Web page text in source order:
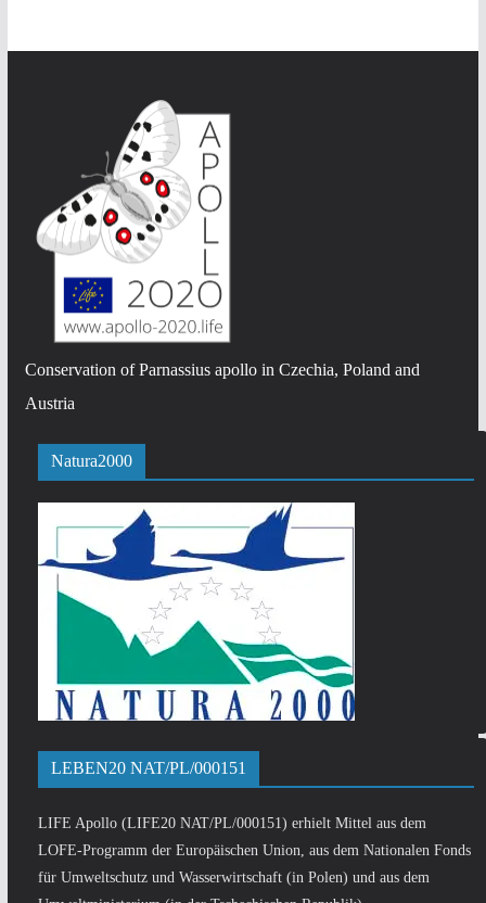
Conservation of Parnassius apollo in Czechia, Poland and
Austria
Natura2000
LEBEN20 NAT/PL/000151
LIFE Apollo (LIFE20 NAT/PL/000151) erhielt Mittel aus dem
LOFE-Programm der Europäischen Union, aus dem Nationalen Fonds
für Umweltschutz und Wasserwirtschaft (in Polen) und aus dem